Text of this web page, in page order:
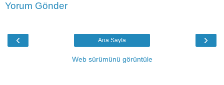
Yorum Gönder
‹ ›
Ana Sayfa
Web sürümünü görüntüle